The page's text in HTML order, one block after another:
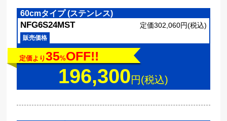
60cmタイプ (ステンレス)
NFG6S24MST 定価302,060円(税込)
販売価格
定価より35%OFF!!
196,300円(税込)